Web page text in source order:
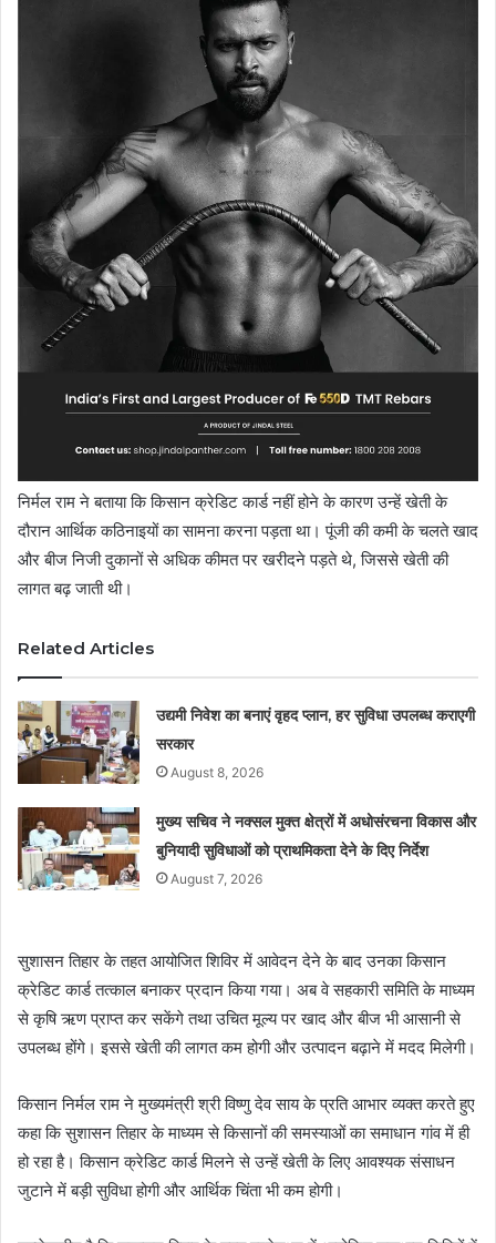
निर्मल राम ने बताया कि किसान क्रेडिट कार्ड नहीं होने के कारण उन्हें खेती के
दौरान आर्थिक कठिनाइयों का सामना करना पड़ता था। पूंजी की कमी के चलते खाद
और बीज निजी दुकानों से अधिक कीमत पर खरीदने पड़ते थे, जिससे खेती की
लागत बढ़ जाती थी।
Related Articles
उद्यमी निवेश का बनाएं वृहद प्लान, हर सुविधा उपलब्ध कराएगी
सरकार
August 8, 2026
मुख्य सचिव ने नक्सल मुक्त क्षेत्रों में अधोसंरचना विकास और
बुनियादी सुविधाओं को प्राथमिकता देने के दिए निर्देश
August 7, 2026
सुशासन तिहार के तहत आयोजित शिविर में आवेदन देने के बाद उनका किसान
क्रेडिट कार्ड तत्काल बनाकर प्रदान किया गया। अब वे सहकारी समिति के माध्यम
से कृषि ऋण प्राप्त कर सकेंगे तथा उचित मूल्य पर खाद और बीज भी आसानी से
उपलब्ध होंगे। इससे खेती की लागत कम होगी और उत्पादन बढ़ाने में मदद मिलेगी।
किसान निर्मल राम ने मुख्यमंत्री श्री विष्णु देव साय के प्रति आभार व्यक्त करते हुए
कहा कि सुशासन तिहार के माध्यम से किसानों की समस्याओं का समाधान गांव में ही
हो रहा है। किसान क्रेडिट कार्ड मिलने से उन्हें खेती के लिए आवश्यक संसाधन
जुटाने में बड़ी सुविधा होगी और आर्थिक चिंता भी कम होगी।